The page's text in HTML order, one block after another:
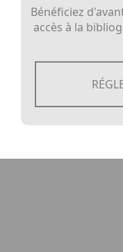
Bénéficiez
accès à la